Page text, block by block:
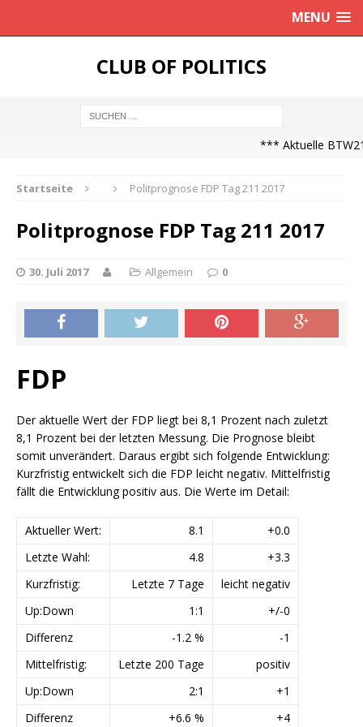
MENU
CLUB OF POLITICS
*** Aktuelle
Startseite Politprognose FDP Tag 211 2017
Politprognose FDP Tag 211 2017
30. Juli 2017 Allgemein 0
FDP
Der aktuelle Wert der FDP liegt bei 8,1 Prozent nach zuletzt
8,1 Prozent bei der letzten Messung. Die Prognose bleibt
somit unverändert. Daraus ergibt sich folgende Entwicklung:
Kurzfristig entwickelt sich die FDP leicht negativ. Mittelfristig
fällt die Entwicklung positiv aus. Die Werte im Detail:
Aktueller Wert: 8.1
+0.0
Letzte Wahl:
4.8
+3.3
Kurzfristig:
Letzte 7 Tage
leicht negativ
Up:Down
1:1
+/-0
Differenz
-1.2 %
-1
Mittelfristig:
Letzte 200 Tage
positiv
Up:Down
2:1
+1
Differenz
+6.6 % +4